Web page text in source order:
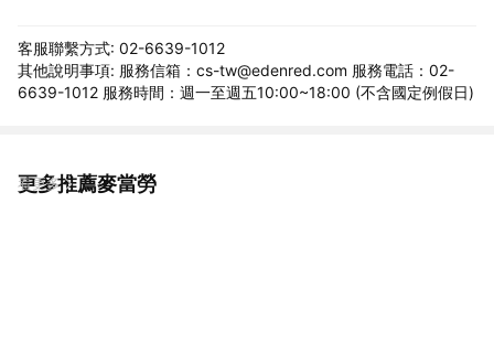
客服聯繫方式: 02-6639-1012
其他說明事項: 服務信箱：cs-tw@edenred.com 服務電話：02-
6639-1012 服務時間：週一至週五10:00~18:00 (不含國定例假日)
更多推薦麥當勞
看更多